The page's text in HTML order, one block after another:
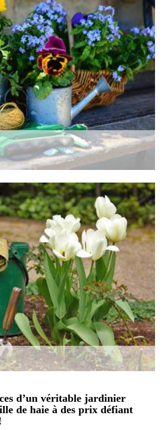
d’un véritable jardinier
de haie à des prix défiant